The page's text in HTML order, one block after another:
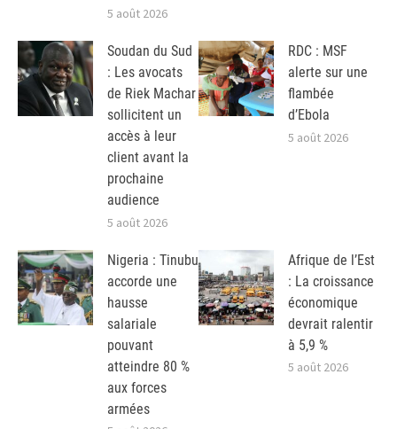
5 août 2026
Soudan du Sud
: Les avocats
de Riek Machar
sollicitent un
accès à leur
client avant la
prochaine
audience
5 août 2026
RDC : MSF
alerte sur une
flambée
d’Ebola
5 août 2026
Nigeria : Tinubu
accorde une
hausse
salariale
pouvant
atteindre 80 %
aux forces
armées
Afrique de l’Est
: La croissance
économique
devrait ralentir
à 5,9 %
5 août 2026